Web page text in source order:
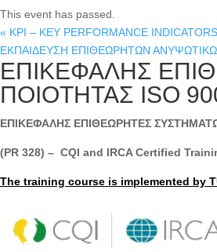
This event has passed.
« KPI – KEY PERFORMANCE
ΕΚΠΑΙΔΕΥΣΗ ΕΠΙΘΕΩΡΗΤΩΝ
ΕΠΙΚΕΦΑΛΗΣ
ΠΟΙΟΤΗΤΑΣ ISO
ΕΠΙΚΕΦΑΛΗΣ ΕΠΙΘΕΩΡΗΤΕΣ
(PR 328) – CQI and IRCA Certified
The training course is implemented by